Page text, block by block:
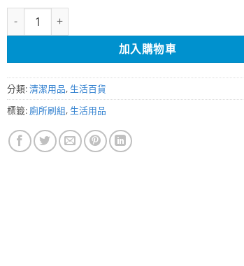
潔田 廁所刷組（附三角座）台灣製造 顏色隨機出貨 數量
加入購物車
分類:清潔用品,生活百貨
標籤: 廁所刷組,生活用品